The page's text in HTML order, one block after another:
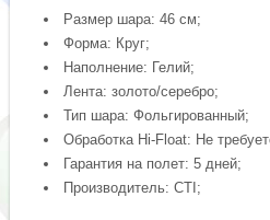
Размер шара: 46 см;
Форма: Круг;
Наполнение: Гелий;
Лента: золото/серебро;
Тип шара: Фольгированный;
Обработка Hi-Float: Не
Гарантия на полет: 5 дней;
Производитель: CTI;